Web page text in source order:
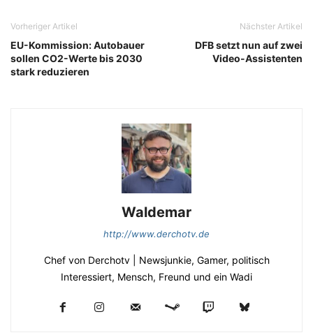
Vorheriger Artikel
EU-Kommission: Autobauer
sollen CO2-Werte bis 2030
stark reduzieren
Nächster Artikel
DFB setzt nun auf zwei
Video-Assistenten
Waldemar
http://www.derchotv.de
Chef von Derchotv | Newsjunkie, Gamer, politisch
Interessiert, Mensch, Freund und ein Wadi